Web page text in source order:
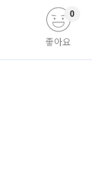
좋아요
0